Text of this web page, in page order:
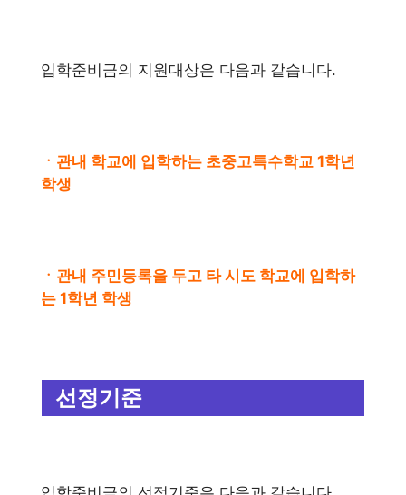
입학준비금의 지원대상은 다음과 같습니다.
ㆍ관내 학교에 입학하는 초중고특수학교 1학년
학생
ㆍ관내 주민등록을 두고 타 시도 학교에 입학하
는 1학년 학생
선정기준